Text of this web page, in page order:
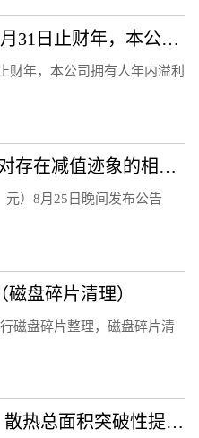
东方甄选：截至2023年5月31日止财年，本公司拥有人年内溢利9.7亿元，商品交易总额100亿元
财年，本公司拥有人年内溢利
四方新材：2023年1-6月对存在减值迹象的相关资产计提减值准备3027.15万元
元）8月25日晚间发布公告
盘碎片清理）
磁盘碎片整理，磁盘碎片清
iQOO Z8散热配置官宣：散热总面积突破性提升25%